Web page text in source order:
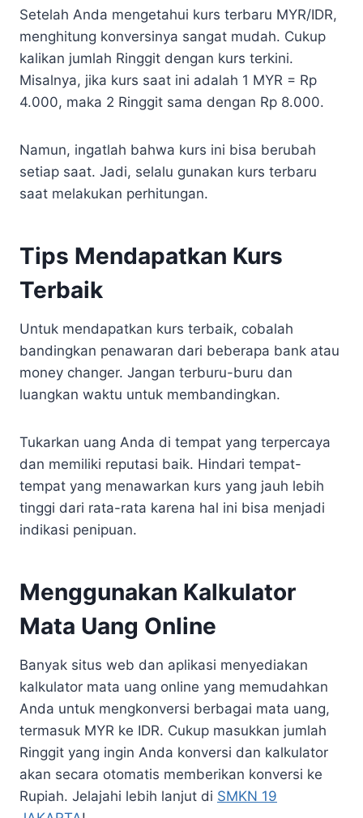
Setelah Anda mengetahui kurs terbaru MYR/IDR,
menghitung konversinya sangat mudah. Cukup
kalikan jumlah Ringgit dengan kurs terkini.
Misalnya, jika kurs saat ini adalah 1 MYR = Rp
4.000, maka 2 Ringgit sama dengan Rp 8.000.
Namun, ingatlah bahwa kurs ini bisa berubah
setiap saat. Jadi, selalu gunakan kurs terbaru
saat melakukan perhitungan.
Tips Mendapatkan Kurs
Terbaik
Untuk mendapatkan kurs terbaik, cobalah
bandingkan penawaran dari beberapa bank atau
money changer. Jangan terburu-buru dan
luangkan waktu untuk membandingkan.
Tukarkan uang Anda di tempat yang terpercaya
dan memiliki reputasi baik. Hindari tempat-
tempat yang menawarkan kurs yang jauh lebih
tinggi dari rata-rata karena hal ini bisa menjadi
indikasi penipuan.
Menggunakan Kalkulator
Mata Uang Online
Banyak situs web dan aplikasi menyediakan
kalkulator mata uang online yang memudahkan
Anda untuk mengkonversi berbagai mata uang,
termasuk MYR ke IDR. Cukup masukkan jumlah
Ringgit yang ingin Anda konversi dan kalkulator
akan secara otomatis memberikan konversi ke
Rupiah. Jelajahi lebih lanjut di SMKN 19